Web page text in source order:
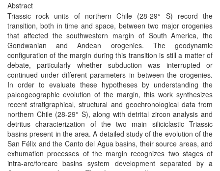
Abstract
Triassic rock units of northern Chile (28-29° S) record the
transition, both in time and space, between two major orogenies
that affected the southwestern margin of South America, the
Gondwanian and Andean orogenies. The geodynamic
configuration of the margin during this transition is still a matter of
debate, particularly whether subduction was interrupted or
continued under different parameters in between the orogenies.
In order to evaluate these hypotheses by understanding the
paleogeographic evolution of the margin, this work synthesizes
recent stratigraphical, structural and geochronological data from
northern Chile (28-29° S), along with detrital zircon analysis and
detritus characterization of the two main siliciclastic Triassic
basins present in the area. A detailed study of the evolution of the
San Félix and the Canto del Agua basins, their source areas, and
exhumation processes of the margin recognizes two stages of
intra-arc/forearc basins system development separated by a